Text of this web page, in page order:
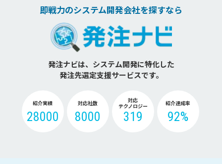
即戦力のシステム開発会社を探すなら
発注ナビは、システム開発に特化した
発注先選定支援サービスです。
紹介実績
28000
対応社数
8000
対応
テクノロジー
319
紹介達成率
92%